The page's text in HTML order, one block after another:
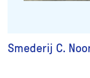
Smederij C.